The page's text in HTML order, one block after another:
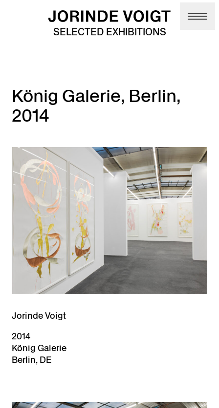
Skip to main content
SELECTED EXHIBITIONS
König Galerie, Berlin,
2014
Jorinde Voigt
2014
König Galerie
Berlin, DE